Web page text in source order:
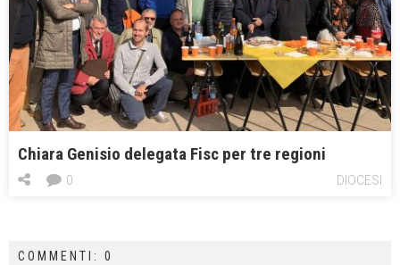
Chiara Genisio delegata Fisc per tre regioni
DIOCESI
0
COMMENTI: 0